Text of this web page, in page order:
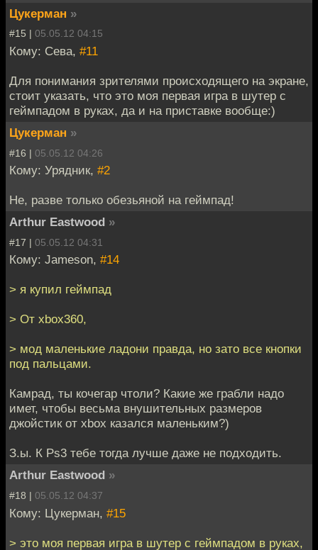
Цукерман »
#15 | 05.05.12 04:15
Кому: Сева, #11
Для понимания зрителями происходящего на экране,
стоит указать, что это моя первая игра в шутер с
геймпадом в руках, да и на приставке вообще:)
Цукерман »
#16 | 05.05.12 04:26
Кому: Урядник, #2
Не, разве только обезьяной на геймпад!
Arthur Eastwood »
#17 | 05.05.12 04:31
Кому: Jameson, #14
> я купил геймпад
> От xbox360,
> мод маленькие ладони правда, но зато все кнопки
под пальцами.
Камрад, ты кочегар чтоли? Какие же грабли надо
имет, чтобы весьма внушительных размеров
джойстик от xbox казался маленьким?)
З.ы. К Ps3 тебе тогда лучше даже не подходить.
Arthur Eastwood »
#18 | 05.05.12 04:37
Кому: Цукерман, #15
> это моя первая игра в шутер с геймпадом в руках,